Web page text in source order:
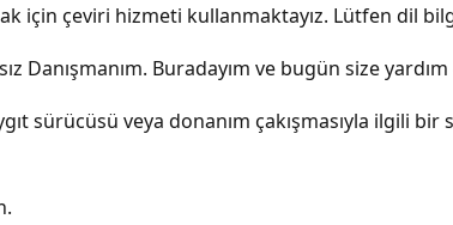
için çeviri hizmeti kullanmaktayız. Lütfen dil
Danışmanım. Buradayım ve bugün size yardım
sürücüsü veya donanım çakışmasıyla ilgili